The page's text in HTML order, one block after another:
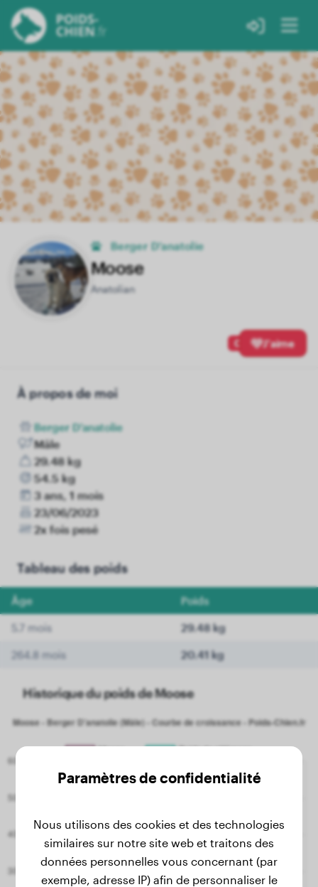
Berger D'anatolie
Moose
Anatolian
0 J'aime
À propos de moi
Berger D'anatolie
Mâle
29.48 kg
54.5 kg
3 ans, 1 mois
23/06/2023
2x fois pesé
Tableau des poids
Âge Poids
5.7 mois 29.48 kg
264.8 mois 20.41 kg
Historique du poids de Moose
Paramètres de confidentialité
Nous utilisons des cookies et des technologies
similaires sur notre site web et traitons des
données personnelles vous concernant (par
exemple, adresse IP) afin de personnaliser le